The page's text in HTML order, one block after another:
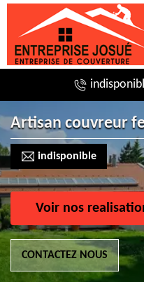
Artisan couvreur
indisponible
Voir nos
CONTACTEZ NOUS